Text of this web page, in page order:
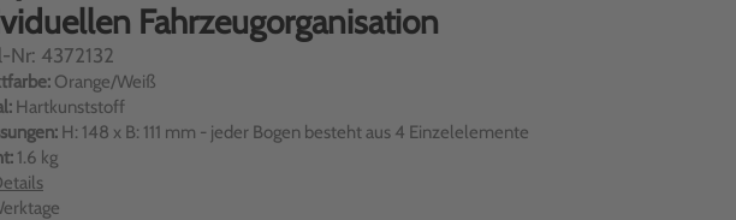
Fahrzeugorganisation
Nr: 4372132
Orange/Weiß
Hartkunststoff
H: 148 x B: 111 mm - jeder Bogen besteht aus 4 Einzelelemente
1.6 kg